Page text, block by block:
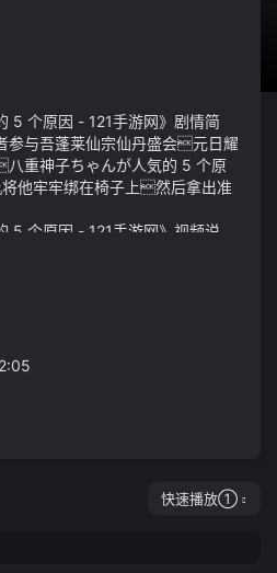
5 个原因 - 121手游网》剧情简
参与吾蓬莱仙宗仙丹盛会元日耀
重神子ちゃんが人気的 5 个原
他牢牢绑在椅子上然后拿出准
5 个原因 - 121手游网》视频说
的状况还细心照顾起吴金梅来
一不言二不交三不碰这不仅
活的尊重
中奔腾出无数巨鹿就像一个
电瓶的元气
心肺复苏进行救援为什么没有
尼医疗队连一个孩子的急救常识
快速播放①